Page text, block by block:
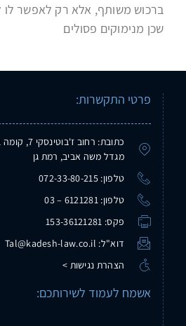
ברכוש משותף, אלא רק לאפשר לו
שכן מנימוקים פסולים
פרטי התקשרות:
כתובת: רחוב ז'בוטינסקי 7, קומה 51,
מגדל משה אביב, רמת גן
טלפון: 072-33-80-215
טלפון: 6121281 – 03
פקס: 153-36121281
דוא"ל: Tal@kadesh-law.co.il
הצהרת נגישות >
אשמח לעמוד לשירותכם: